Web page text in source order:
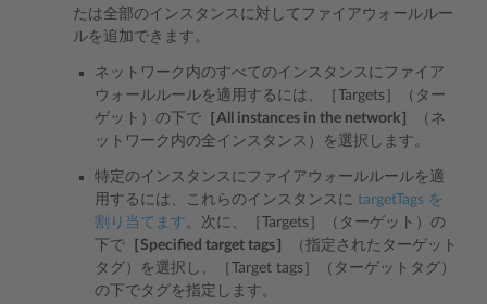
たは全部のインスタンスに対してファイアウォールルー
ルを追加できます。
ネットワーク内のすべてのインスタンスにファイア
ウォールルールを適用するには、［Targets］（ター
ゲット）の下で ［All instances in the network］
（ネ
ットワーク内の全インスタンス）を選択します。
特定のインスタンスにファイアウォールルールを適
用するには、これらのインスタンスに targetTags を
割り当てます。次に、［Targets］（ターゲット）の
下で ［Specified target tags］
（指定されたターゲット
タグ）を選択し、［Target tags］（ターゲットタグ）
の下でタグを指定します。